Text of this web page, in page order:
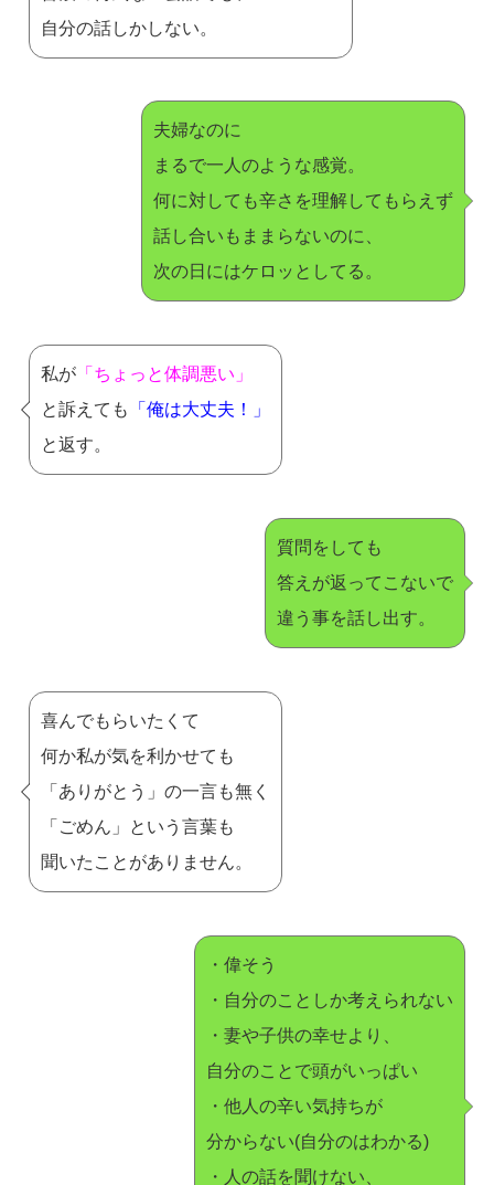
自分の話しかしない。
夫婦なのに
まるで一人のような感覚。
何に対しても辛さを理解してもらえず
話し合いもままらないのに、
次の日にはケロッとしてる。
私が 「ちょっと体調悪い」
と訴えても
「俺は大丈夫！」
と返す。
質問をしても
答えが返ってこないで
違う事を話し出す。
喜んでもらいたくて
何か私が気を利かせても
「ありがとう」の一言も無く
「ごめん」という言葉も
聞いたことがありません。
・偉そう
・自分のことしか考えられない
・妻や子供の幸せより、
自分のことで頭がいっぱい
・他人の辛い気持ちが
分からない(自分のはわかる)
・人の話を聞けない、